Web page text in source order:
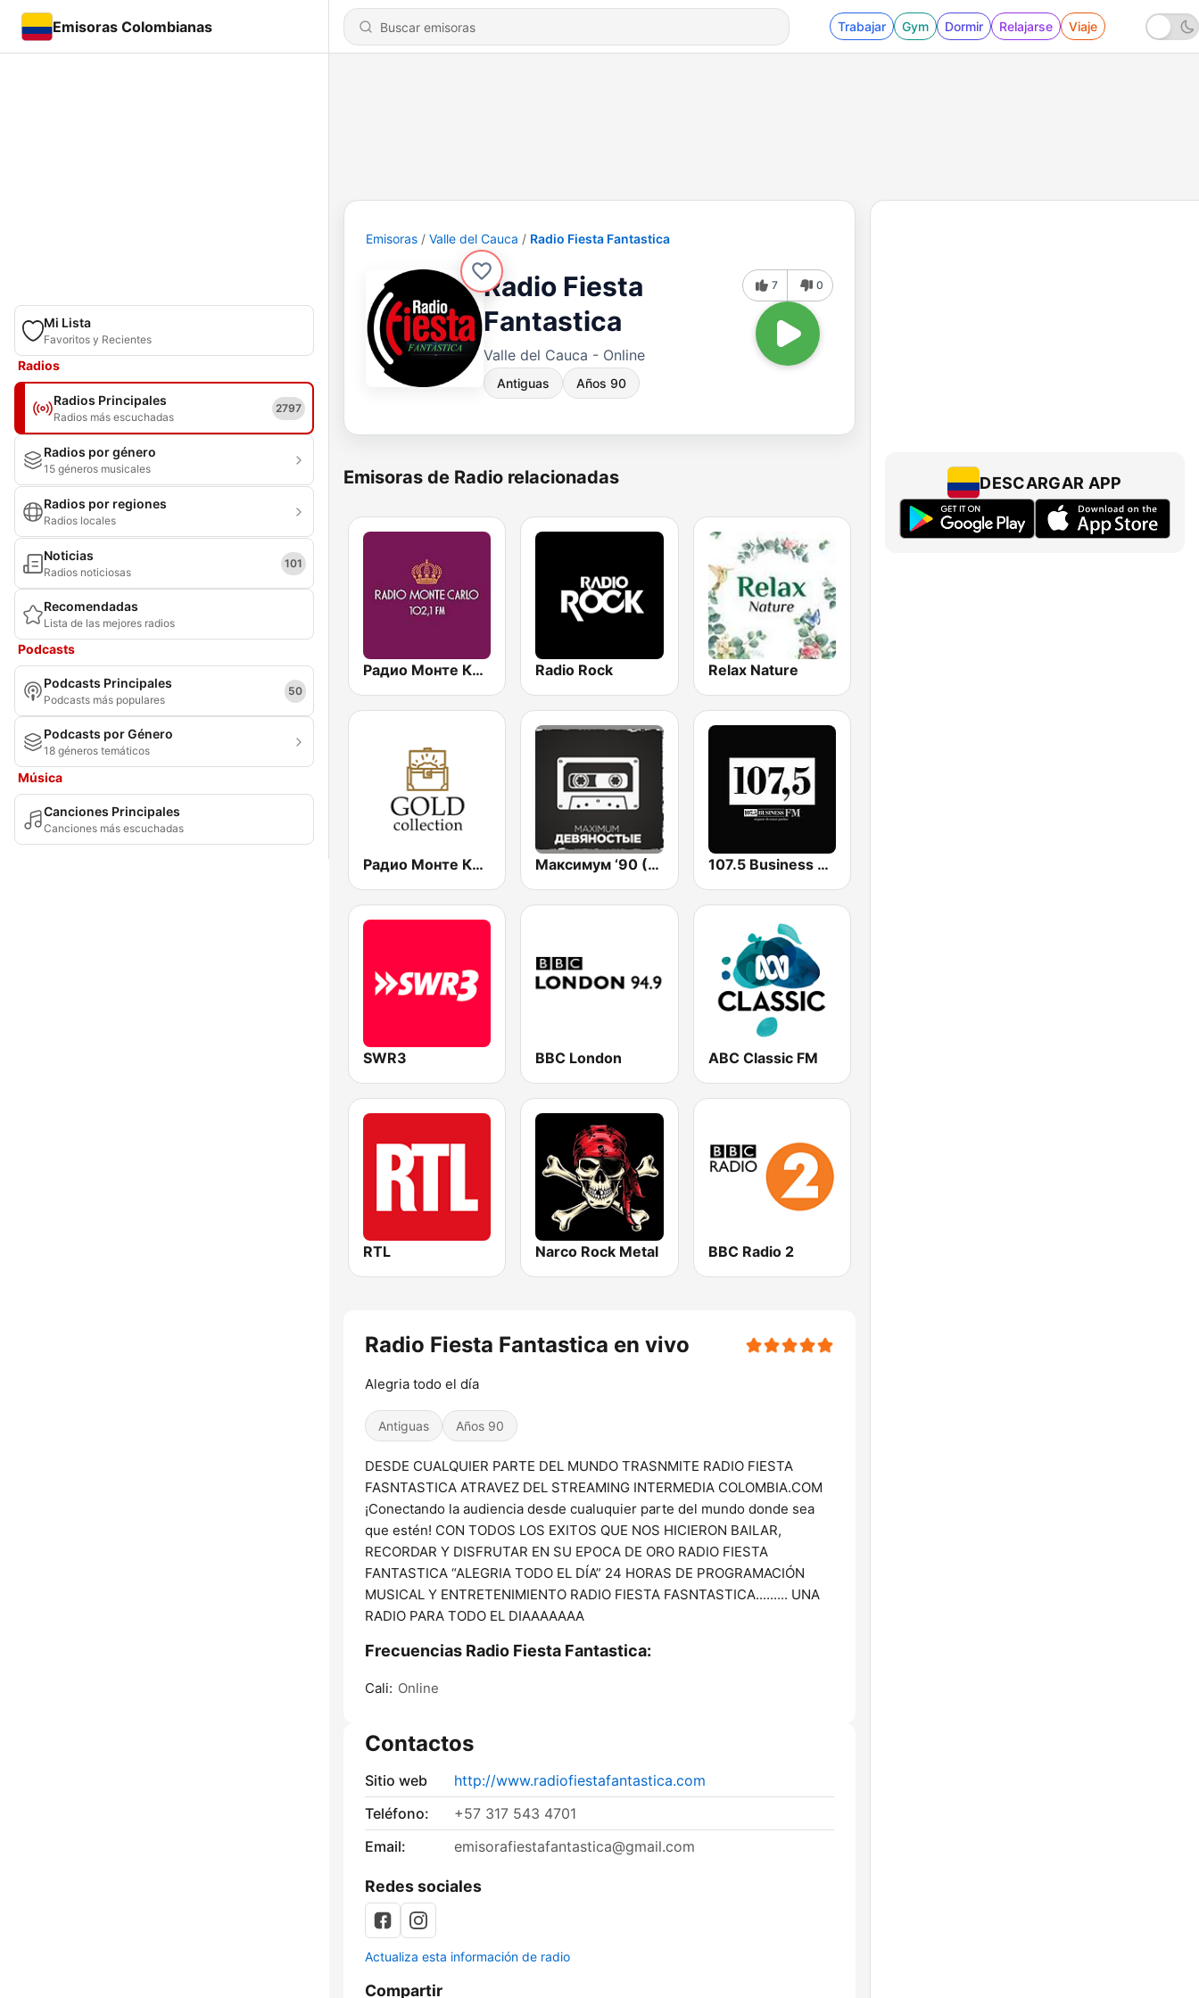
Emisoras Colombianas Trabajar Gym Dormir Relajarse Viaje
Mi Lista
Favoritos y Recientes
Radios
Radios Principales
Radios más escuchadas
2797
Radios por género
15 géneros musicales
Radios por regiones
Radios locales
Noticias
Radios noticiosas
101
Recomendadas
Lista de las mejores radios
Podcasts
Podcasts Principales
Podcasts más populares
50
Podcasts por Género
18 géneros temáticos
Música
Canciones Principales
Canciones más escuchadas
Emisoras Valle del Cauca Radio Fiesta Fantastica
Radio Fiesta
Fantastica
Valle del Cauca - Online
Antiguas Años 90
7 0
Emisoras de Radio relacionadas
Радио Монте Карло (Monte Carlo) 102.1 FM Radio Rock Relax Nature
Радио Монте Карло (Radio Monte Carlo Gold) Максимум ‘90 (Maximum 90s) 107.5 Business FM
SWR3 BBC London ABC Classic FM
RTL Narco Rock Metal BBC Radio 2
Radio Fiesta Fantastica en vivo
Alegria todo el día
Antiguas Años 90
DESDE CUALQUIER PARTE DEL MUNDO TRASNMITE RADIO FIESTA
FASNTASTICA ATRAVEZ DEL STREAMING INTERMEDIA COLOMBIA.COM
¡Conectando la audiencia desde cualuquier parte del mundo donde sea
que estén! CON TODOS LOS EXITOS QUE NOS HICIERON BAILAR,
RECORDAR Y DISFRUTAR EN SU EPOCA DE ORO RADIO FIESTA
FANTASTICA “ALEGRIA TODO EL DÍA” 24 HORAS DE PROGRAMACIÓN
MUSICAL Y ENTRETENIMIENTO RADIO FIESTA FASNTASTICA......... UNA
RADIO PARA TODO EL DIAAAAAAA
Frecuencias Radio Fiesta Fantastica:
Cali: Online
Contactos
Sitio web
http://www.radiofiestafantastica.com
Teléfono:
+57 317 543 4701
Email:
emisorafiestafantastica@gmail.com
Redes sociales
Actualiza esta información de radio
Compartir
DESCARGAR APP